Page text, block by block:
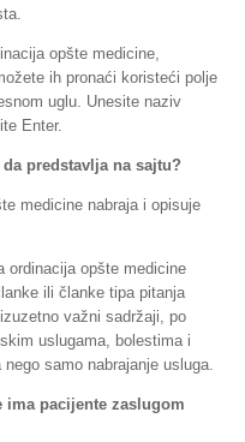
opšte medicine,
ih pronaći koristeći polje
uglu. Unesite naziv
Enter.
predstavlja na sajtu?
medicine nabraja i opisuje
ordinacija opšte medicine
ili članke tipa pitanja
važni sadržaji, po
uslugama, bolestima i
samo nabrajanje usluga.
ima pacijente zaslugom